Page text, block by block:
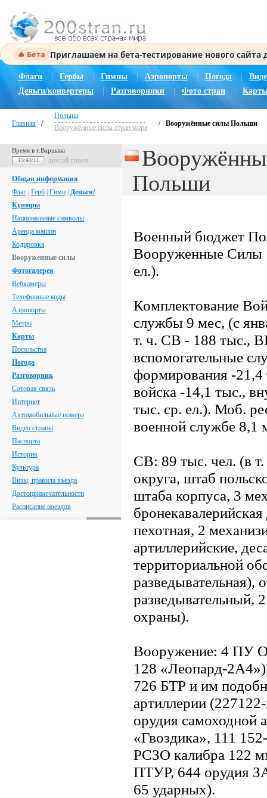
🔥 Бета Приглашаем на бета-тестирование нового
Флаги Гербы Гимны | Аэропорты Погода |
Деньги/конвертеры
Разговорники Фото стран
Главная /
Польша
Вооружённые силы стран мира
/ Вооружённые силы Польши
Время в г.Варшава
13:43:12 другой город
Общая информация
Флаг Герб Гимн Деньги/
Купюры
Национальные символы
Аренда машин
Кодировка
Вооруженные силы
Фотогалерея
Вебкамеры
Телефонные коды
Аэропорты
Метро
Карты
Посольства
Погода
Разговорник
Сотовая связь
Интернет
Автомобильные номера
Видео страны
Паспорта
История
Культура
Визы, правила въезда
Достопримечательности
Расписание поездов
Польши
Военный бюджет
Вооруженные Силы
ел.).
Комплектование
службы 9 мес, (с
т. ч. СВ - 188 тыс.,
вспомогательные
формирования -21,4
войска -14,1 тыс.,
тыс. ср. ел.). Моб.
военной службе 8,1
СВ: 89 тыс. чел. (в
округа, штаб
штаба корпуса, 3
пехотная, 2
артиллерийские,
территориальной
разведывательная),
разведывательный,
охраны).
Вооружение: 4 ПУ
128 «Леопард-
726 БТР и им
артиллерии
орудия самоходной
«Гвоздика», 111
РСЗО калибра 122
ПТУР, 644 орудия
65 ударных).